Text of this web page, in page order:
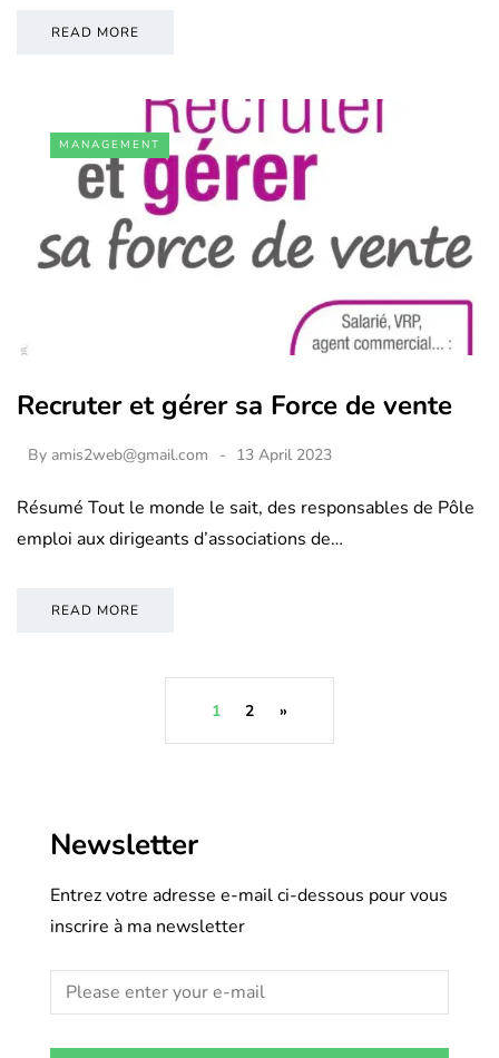
READ MORE
MANAGEMENT
Recruter et gérer sa Force de vente
By amis2web@gmail.com 13 April 2023
Résumé Tout le monde le sait, des responsables de Pôle
emploi aux dirigeants d’associations de…
READ MORE
1 2 »
Newsletter
Entrez votre adresse e-mail ci-dessous pour vous
inscrire à ma newsletter